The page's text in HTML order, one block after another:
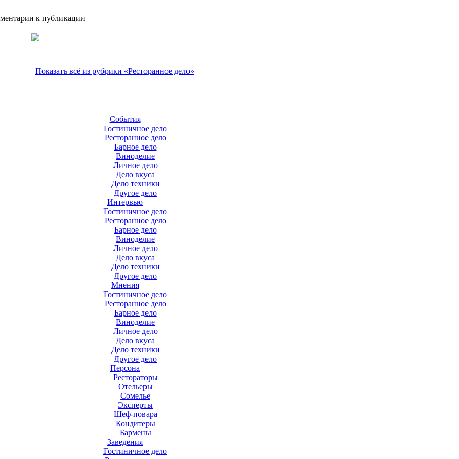
к публикации
Показать всё из рубрики «Ресторанное дело»
События
Гостиничное дело
Ресторанное дело
Барное дело
Виноделие
Личное дело
Дело вкуса
Дело техники
Другое дело
Интервью
Гостиничное дело
Ресторанное дело
Барное дело
Виноделие
Личное дело
Дело вкуса
Дело техники
Другое дело
Мнения
Гостиничное дело
Ресторанное дело
Барное дело
Виноделие
Личное дело
Дело вкуса
Дело техники
Другое дело
Персона
Рестораторы
Отельеры
Сомелье
Эксперты
Шеф-повара
Кондитеры
Бармены
Заведения
Гостиничное дело